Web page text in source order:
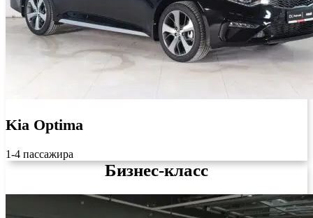
Kia Optima
1-4 пассажира
Бизнес-класс